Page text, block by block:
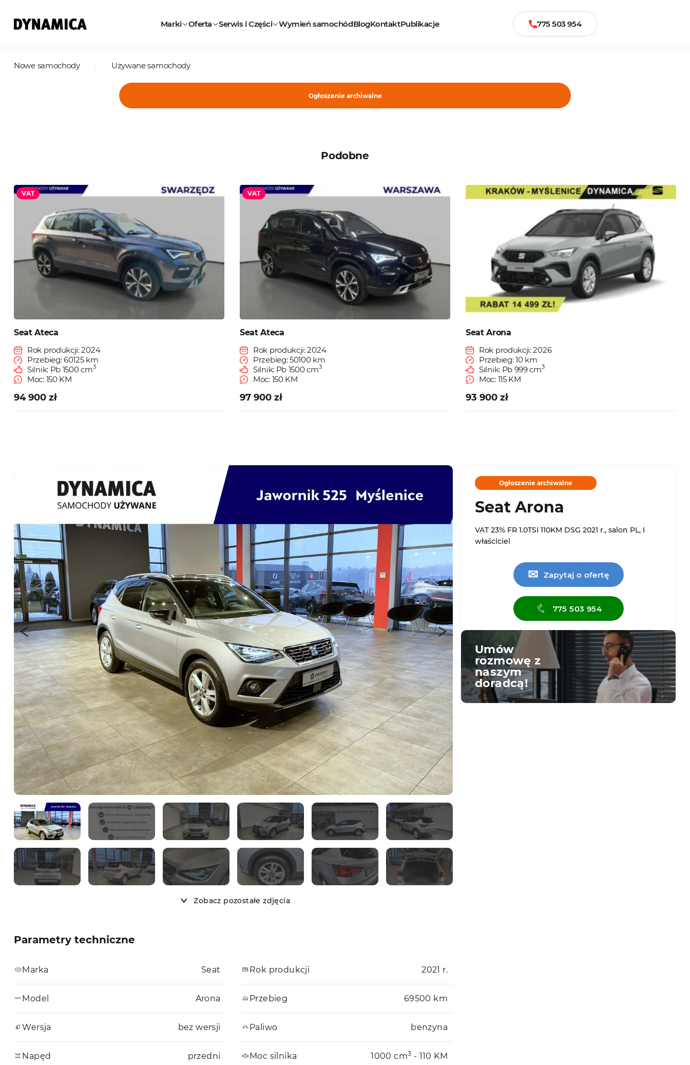
Marki Oferta Serwis i Części Wymień samochódBlogKontaktPublikacje 775 503 954
Nowe samochody Używane samochody
Ogłoszenie archiwalne
Podobne
VAT
Seat Ateca
Rok produkcji: 2024
Przebieg: 60125 km
Silnik: Pb 1500 cm3
Moc: 150 KM
94 900 zł
VAT
Seat Ateca
Rok produkcji: 2024
Przebieg: 50100 km
Silnik: Pb 1500 cm3
Moc: 150 KM
97 900 zł
Seat Arona
Rok produkcji: 2026
Przebieg: 10 km
Silnik: Pb 999 cm3
Moc: 115 KM
93 900 zł
Zobacz pozostałe zdjęcia
Parametry techniczne
Marka Seat
Model Arona
Wersja bez wersji
Napęd przedni
Rok produkcji 2021 r.
Przebieg 69500 km
Paliwo benzyna
Moc silnika 1000 cm3 - 110 KM
Ogłoszenie archiwalne
Seat Arona
VAT 23% FR 1.0TSI 110KM DSG 2021 r., salon PL, I
właściciel
✉ Zapytaj o ofertę
775 503 954
Umów
rozmowę z
naszym
doradcą!